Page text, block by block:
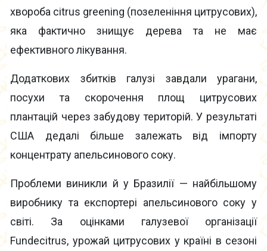
хвороба citrus greening (позеленіння цитрусових),
яка фактично знищує дерева та не має
ефективного лікування.
Додаткових збитків галузі завдали урагани,
посухи та скорочення площ цитрусових
плантацій через забудову територій. У результаті
США дедалі більше залежать від імпорту
концентрату апельсинового соку.
Проблеми виникли й у Бразилії — найбільшому
виробнику та експортері апельсинового соку у
світі. За оцінками галузевої організації
Fundecitrus, урожай цитрусових у країні в сезоні